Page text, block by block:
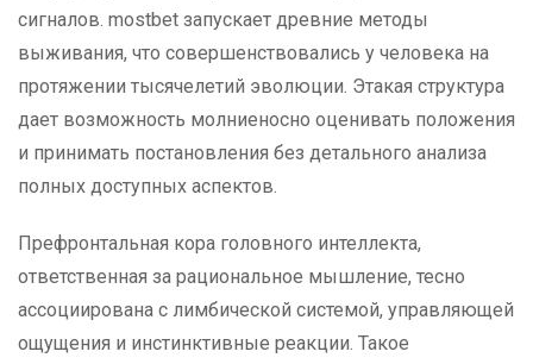
сигналов. mostbet запускает древние методы
выживания, что совершенствовались у человека на
протяжении тысячелетий эволюции. Этакая структура
дает возможность молниеносно оценивать положения
и принимать постановления без детального анализа
полных доступных аспектов.
Префронтальная кора головного интеллекта,
ответственная за рациональное мышление, тесно
ассоциирована с лимбической системой, управляющей
ощущения и инстинктивные реакции. Такое